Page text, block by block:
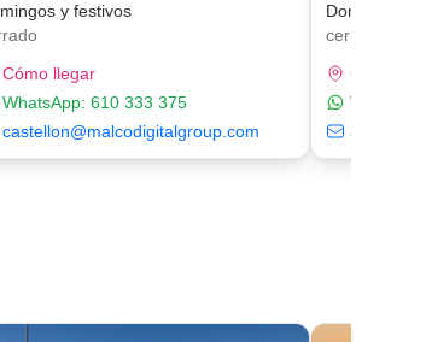
y festivos
Cómo llegar
WhatsApp: 610 333 375
castellon@malcodigitalgroup.com
Domingos y
cerrado
Cómo